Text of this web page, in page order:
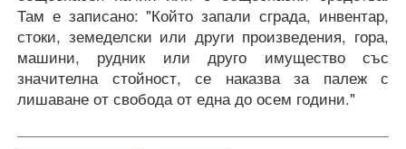
Там е записано: "Който запали сграда, инвентар,
стоки, земеделски или други произведения, гора,
машини, рудник или друго имущество със
значителна стойност, се наказва за палеж с
лишаване от свобода от една до осем години."